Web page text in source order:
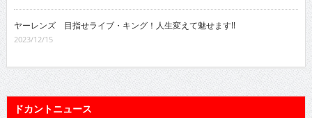
ヤーレンズ 目指せライブ・キング！人生変えて魅せます!!
2023/12/15
ドカントニュース